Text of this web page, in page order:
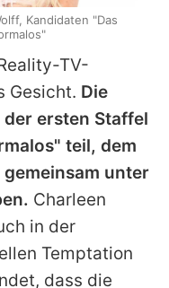
TV-
Gesicht. Die
ersten Staffel
teil, dem
gemeinsam unter
Charleen
in der
Temptation
dass die
Kandidaten "Das